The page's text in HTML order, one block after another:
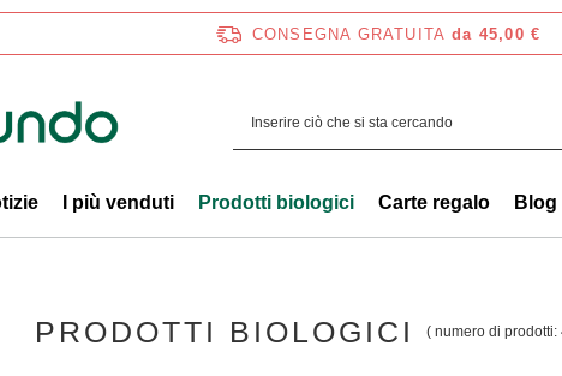
CONSEGNA GRATUITA da 45,00 €
I più venduti Prodotti biologici Carte regalo Blog
PRODOTTI BIOLOGICI ( numero di prodotti: